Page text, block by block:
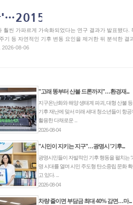
씬 가파르게 가속화되었다는 연구 결과가 발표됐다.
기 등 자연적인 기후 변동 요인을 제거한 뒤 분석한 결
2026-08-06
"고래 똥부터 산불 드론까지"…환경재...
지구온난화와 해양 생태계 파괴, 대형 산불
기후 재난에 맞서 미래 세대 청소년들이 항
활용한 다채로운 ...
2026-08-04
"시민이 지키는 지구"…광명시 '기후...
광명시민들이 자발적인 기후 행동을 펼치는 ‘
명 시대를 열며 시민 주도형 탄소중립 문화
고 있다. ...
2026-08-04
차량 줄이면 부담금 최대 40% 감면…마...